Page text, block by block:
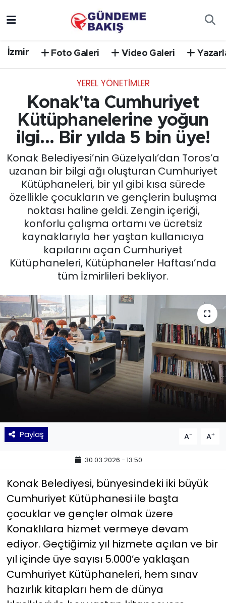
İzmir Foto Galeri Video Galeri
YEREL YÖNETİMLER
Konak'ta Cumhuriyet
Kütüphanelerine yoğun
ilgi... Bir yılda 5 bin üye!
Konak Belediyesi’nin Güzelyalı’dan Toros’a
uzanan bir bilgi ağı oluşturan Cumhuriyet
Kütüphaneleri, bir yıl gibi kısa sürede
özellikle çocukların ve gençlerin buluşma
noktası haline geldi. Zengin içeriği,
konforlu çalışma ortamı ve ücretsiz
kaynaklarıyla her yaştan kullanıcıya
kapılarını açan Cumhuriyet
Kütüphaneleri, Kütüphaneler Haftası’nda
tüm İzmirlileri bekliyor.
Paylaş A- A+
30.03.2026 - 13:50
Konak Belediyesi, bünyesindeki iki büyük
Cumhuriyet Kütüphanesi ile başta
çocuklar ve gençler olmak üzere
Konaklılara hizmet vermeye devam
ediyor. Geçtiğimiz yıl hizmete açılan ve bir
yıl içinde üye sayısı 5.000’e yaklaşan
Cumhuriyet Kütüphaneleri, hem sınav
hazırlık kitapları hem de dünya
EGE
EĞİTİM
EKONOMİ
English News
GÜNCEL
KÜLTÜR SANAT
MAGAZİN
POLİTİKA
SAĞLIK
Siyaset
SPOR
TEKNOLOJİ
Yaşam
Yurt
Trafik Durumu
Süper Lig Puan Durumu ve Fikstür
Tüm Manşetler
Son Dakika Haberleri
Haber Arşivi